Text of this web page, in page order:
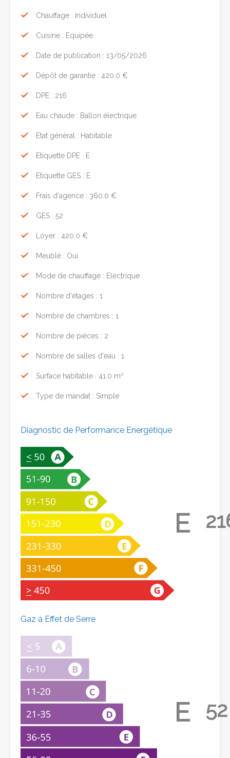
Chauffage : Individuel
Cuisine : Equipée
Date de publication : 13/05/2026
Dépôt de garantie : 420.0 €
DPE : 216
Eau chaude : Ballon électrique
Etat général : Habitable
Etiquette DPE : E
Etiquette GES : E
Frais d'agence : 360.0 €
GES : 52
Loyer : 420.0 €
Meublé : Oui
Mode de chauffage : Electrique
Nombre d'étages : 1
Nombre de chambres : 1
Nombre de pièces : 2
Nombre de salles d'eau : 1
Surface habitable : 41.0 m²
Type de mandat : Simple
Diagnostic de Performance Energétique
E
Gaz à Effet de Serre
E 52